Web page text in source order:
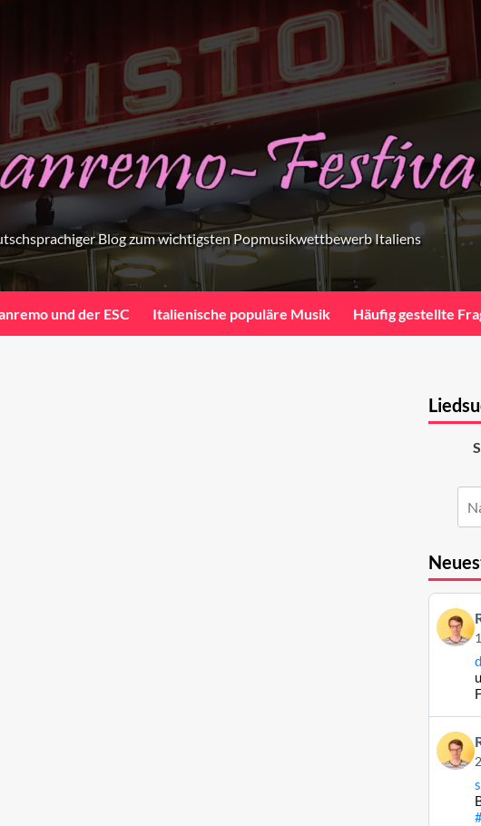
Blog zum wichtigsten Popmusikwettbewerb Italiens
und der ESC Italienische populäre Musik Häufig gestellte
Beitrag
von
Raphael
Beitrag
von
Raphael